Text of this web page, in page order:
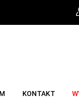
KONTAKT